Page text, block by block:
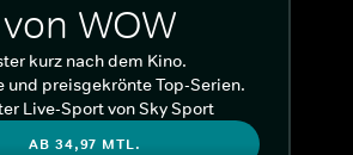
WOW
kurz nach dem Kino.
und preisgekrönte Top-Serien.
Live-Sport von Sky Sport
AB 34,97 MTL.